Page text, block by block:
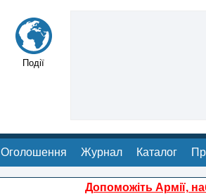
Події
Оголошення Журнал Каталог
Допоможіть Армії,